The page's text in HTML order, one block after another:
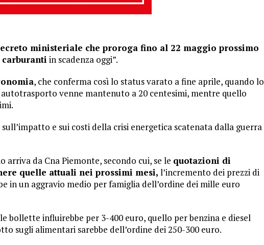
ministeriale che proroga fino al 22 maggio prossimo
in scadenza oggi”.
, che conferma così lo status varato a fine aprile, quando lo
venne mantenuto a 20 centesimi, mentre quello
e sui costi della crisi energetica scatenata dalla guerra
da Cna Piemonte, secondo cui, se le quotazioni di
quelle attuali nei prossimi mesi, l’incremento dei prezzi di
in un aggravio medio per famiglia dell’ordine dei mille euro
bollette influirebbe per 3-400 euro, quello per benzina e diesel
sugli alimentari sarebbe dell’ordine dei 250-300 euro.